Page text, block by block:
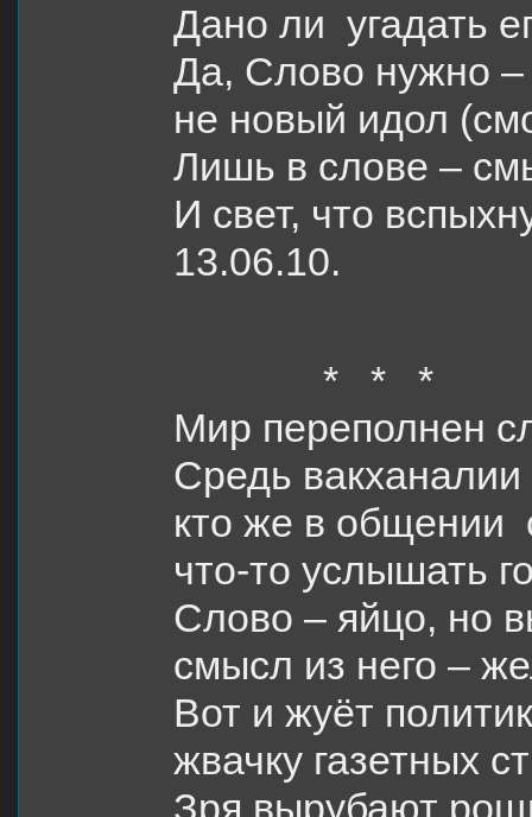
Дано ли угадать
Да, Слово нужно
не новый идол
Лишь в слове –
И свет, что
13.06.10.
* * *
Мир переполнен
Средь вакханалии
кто же в общении
что-то услышать
Слово – яйцо, но
смысл из него –
Вот и жуёт политик
жвачку газетных
Зря вырубают